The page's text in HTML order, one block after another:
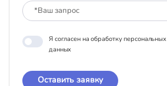
Я согласен на обработку персональных
данных
Оставить заявку